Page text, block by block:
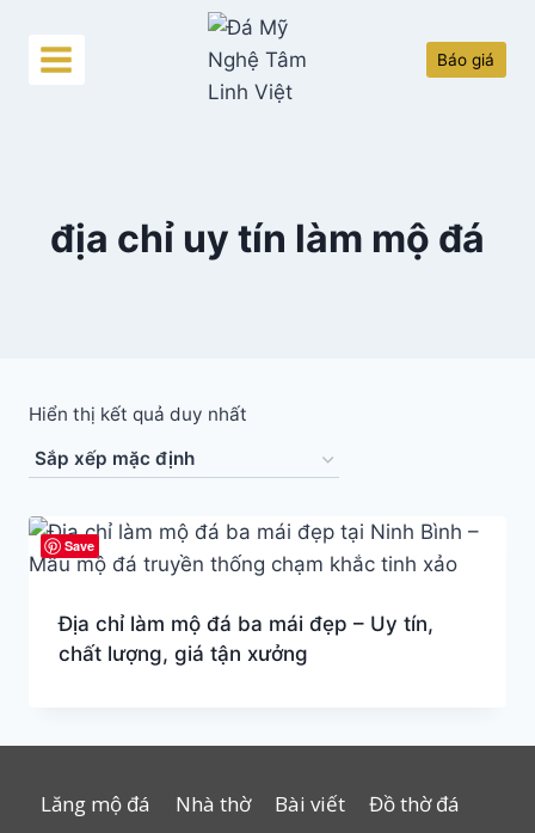
content
Báo giá
địa chỉ uy tín làm mộ đá
Hiển thị kết quả duy nhất
Save
Địa chỉ làm mộ đá ba mái đẹp – Uy tín,
chất lượng, giá tận xưởng
Lăng mộ đá Nhà thờ Bài viết
Đồ thờ đá